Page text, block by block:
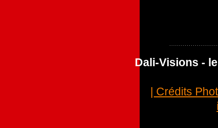
Dali-Visions -
| Crédits